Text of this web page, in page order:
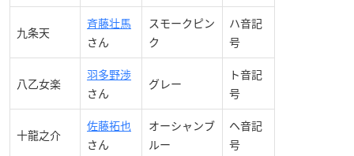
九条天
斉藤壮馬
さん
スモークピン
ク
ハ音記
号
八乙女楽
羽多野渉
さん
グレー
ト音記
号
十龍之介
佐藤拓也
さん
オーシャンブ
ルー
ヘ音記
号